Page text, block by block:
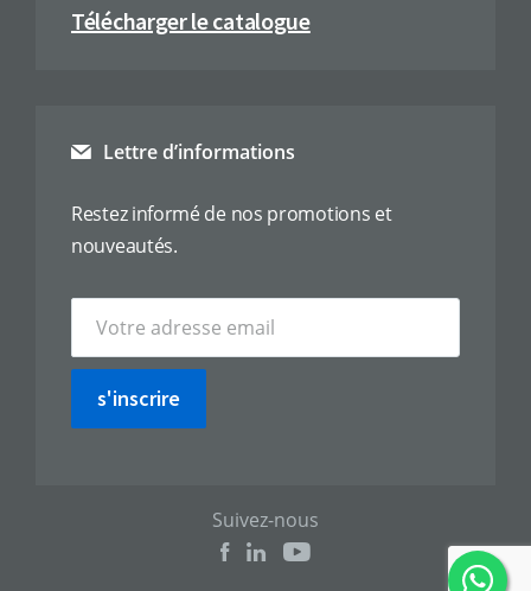
Télécharger le catalogue
Lettre d’informations
Restez informé de nos promotions et
nouveautés.
s'inscrire
Suivez-nous